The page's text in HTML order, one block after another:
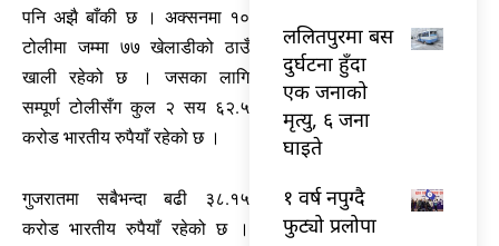
पनि अझै बाँकी छ । अक्सनमा १०
टोलीमा जम्मा ७७ खेलाडीको ठाउँ
खाली रहेको छ । जसका लागि
सम्पूर्ण टोलीसँग कुल २ सय ६२.५
करोड भारतीय रुपैयाँ रहेको छ ।
गुजरातमा सबैभन्दा बढी ३८.१५
करोड भारतीय रुपैयाँ रहेको छ ।
ललितपुरमा बस
दुर्घटना हुँदा
एक जनाको
मृत्यु, ६ जना
घाइते
१ वर्ष नपुग्दै
फुट्यो प्रलोपा